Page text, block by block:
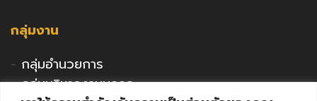
กลุ่มงาน
- กลุ่มอำนวยการ
-กลุ่มบริหารงานบุคคล